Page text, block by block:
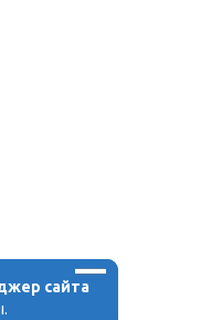
сайта